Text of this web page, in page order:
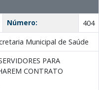
Número:
404
Municipal de Saúde
PARA
CONTRATO